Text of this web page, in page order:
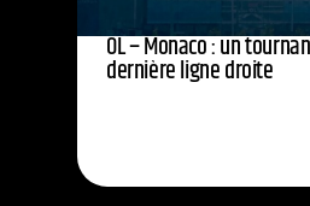
OL – Monaco : un
dernière ligne droite